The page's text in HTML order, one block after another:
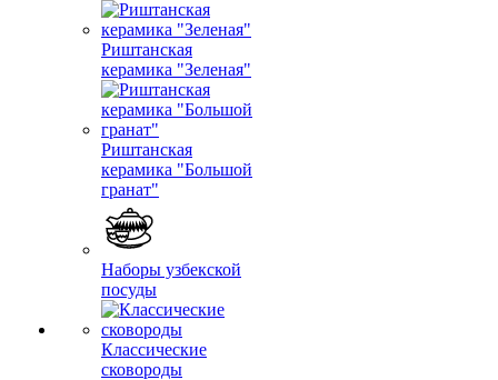
Риштанская
керамика "Зеленая"
Риштанская
керамика "Большой
гранат"
Наборы узбекской
посуды
Классические
сковороды